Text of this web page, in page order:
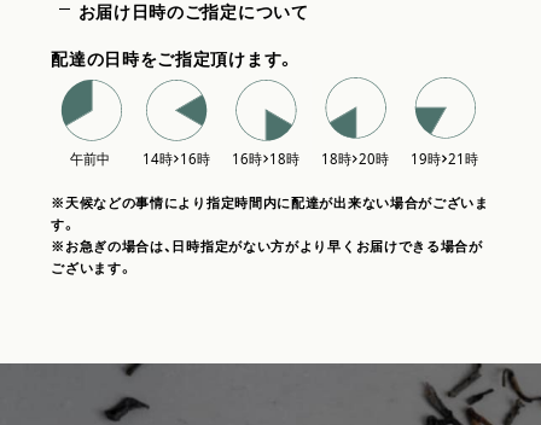
お届け日時のご指定について
配達の日時をご指定頂けます。
※天候などの事情により指定時間内に配達が出来ない場合がございま
す。
※お急ぎの場合は、日時指定がない方がより早くお届けできる場合が
ございます。